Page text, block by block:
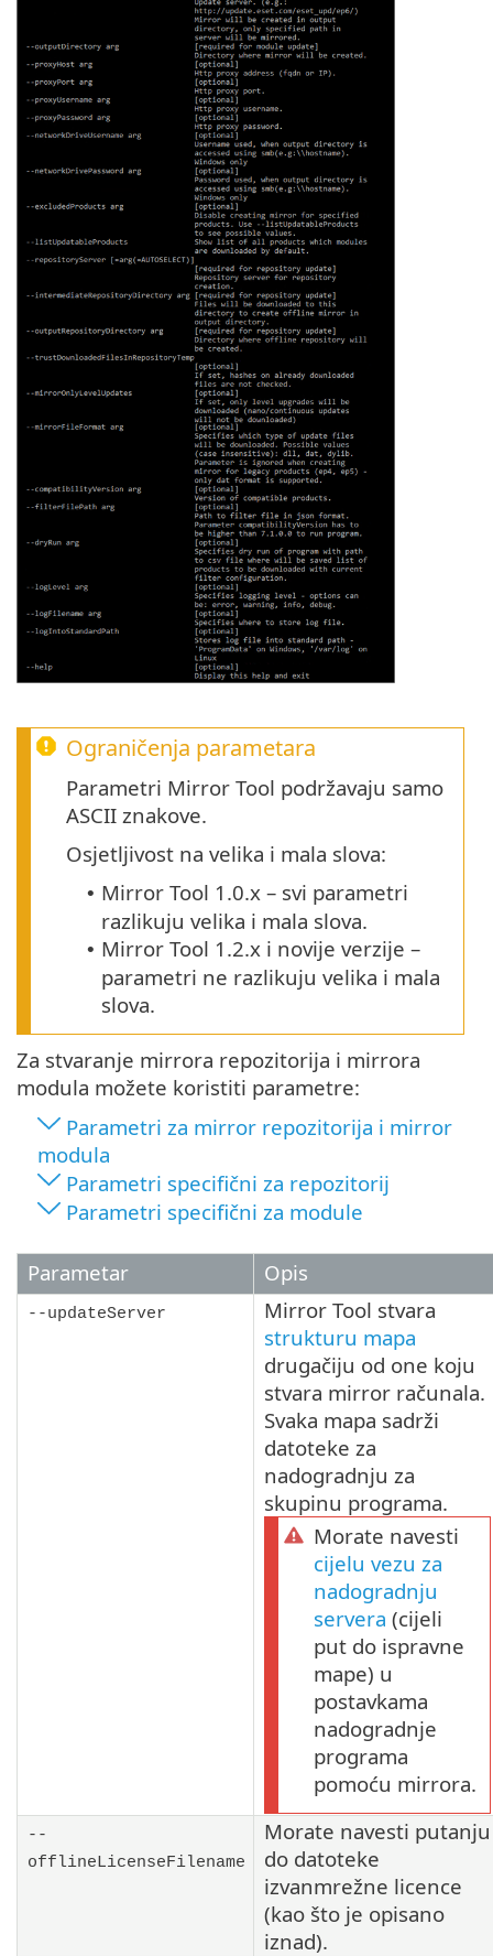
Ograničenja parametara
Parametri Mirror Tool podržavaju samo
ASCII znakove.
Osjetljivost na velika i mala slova:
• Mirror Tool 1.0.x – svi parametri
razlikuju velika i mala slova.
• Mirror Tool 1.2.x i novije verzije –
parametri ne razlikuju velika i mala
slova.
Za stvaranje mirrora repozitorija i mirrora
modula možete koristiti parametre:
Parametri za mirror repozitorija i mirror
modula
Parametri specifični za repozitorij
Parametri specifični za module
Parametar Opis
--updateServer
Mirror Tool stvara
strukturu mapa
drugačiju od one koju
stvara mirror računala.
Svaka mapa sadrži
datoteke za
nadogradnju za
skupinu programa.
Morate navesti
cijelu vezu za
nadogradnju
servera (cijeli
put do ispravne
mape) u
postavkama
nadogradnje
programa
pomoću mirrora.
--
offlineLicenseFilename
Morate navesti putanju
do datoteke
izvanmrežne licence
(kao što je opisano
iznad).